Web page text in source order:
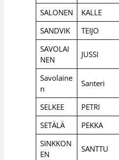
SALONEN KALLE
SANDVIK
TEIJO
SAVOLAI
NEN
JUSSI
Savolaine
n
Santeri
SELKEE PETRI
SETÄLÄ
PEKKA
SINKKON
EN
SANTTU